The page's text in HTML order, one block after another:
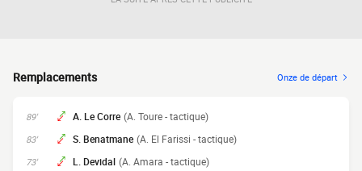
Remplacements Onze de départ
89' A. Le Corre (A. Toure - tactique)
83' S. Benatmane (A. El Farissi - tactique)
73' L. Devidal (A. Amara - tactique)